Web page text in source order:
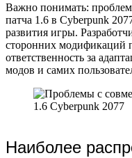
Важно понимать:
патча 1.6 в Cyberpunk
развития игры.
сторонних модификаций
ответственность за
модов и самих
Наиболее